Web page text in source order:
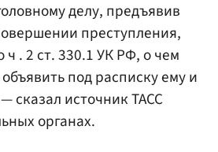
делу, предъявив
преступления,
ч . 2 ст. 330.1 УК РФ, о чем
под расписку ему и
сказал источник ТАСС
органах.